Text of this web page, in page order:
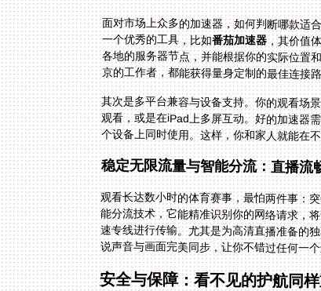
面对市场上众多的加速器，如何判断哪款适
一个优秀的工具，比如番茄加速器，其价值
各地的服务器
京的工作者，都能获得量身定制的最佳连接
其次是多平台兼容与设备支持。你的观看场
观看，或是在iPad上多屏互动。好的加速
个设备上同时使用。这样，你和家人就能在
稳定无限流量与智能分流：直播流
观看长达数小时的体育赛事，最怕两件事：
能分流技术，它能精准识别你的网络请求，
速专线进行传输。尤其是为高清直播准备的
说声音与画面完美同步，让你不错过任何一
安全与保障：看不见的护航同